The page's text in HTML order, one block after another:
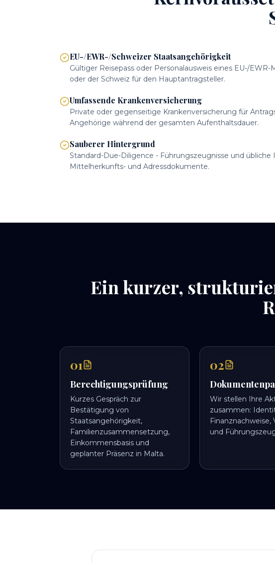
EU-/EWR-/Schweizer Staatsangehörigkeit
Gültiger Reisepass oder Personalausweis eines EU-/EWR-
oder der Schweiz für den Hauptantragsteller.
Umfassende Krankenversicherung
Private oder gegenseitige Krankenversicherung für
Angehörige während der gesamten Aufenthaltsdauer.
Sauberer Hintergrund
Standard-Due-Diligence - Führungszeugnisse und übliche
Mittelherkunfts- und Adressdokumente.
Ein kurzer,
01
Berechtigungsprüfung
Kurzes Gespräch zur
Bestätigung von
Staatsangehörigkeit,
Familienzusammensetzung,
Einkommensbasis und
geplanter Präsenz in Malta.
02
Wir stellen Ihre
zusammen:
Finanznachweise,
und